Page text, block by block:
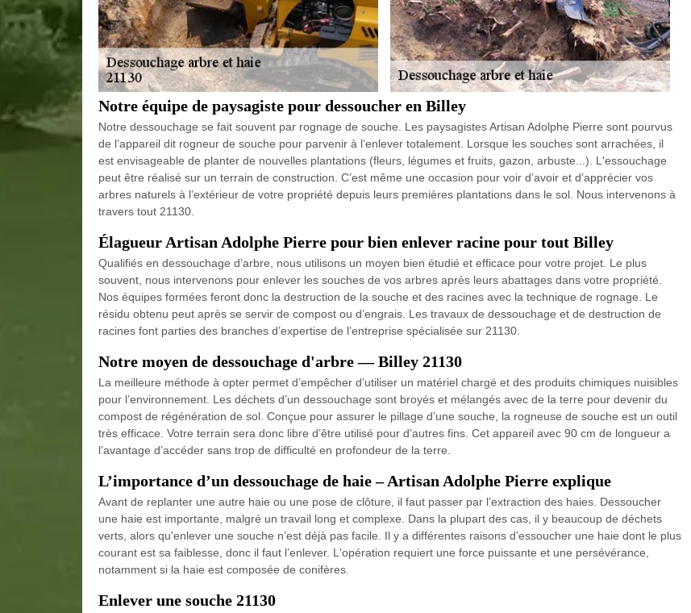
Notre équipe de paysagiste pour dessoucher en Billey
Notre dessouchage se fait souvent par rognage de souche. Les paysagistes Artisan Adolphe Pierre sont pourvus
de l’appareil dit rogneur de souche pour parvenir à l’enlever totalement. Lorsque les souches sont arrachées, il
est envisageable de planter de nouvelles plantations (fleurs, légumes et fruits, gazon, arbuste...). L'essouchage
peut être réalisé sur un terrain de construction. C’est même une occasion pour voir d’avoir et d’apprécier vos
arbres naturels à l’extérieur de votre propriété depuis leurs premières plantations dans le sol. Nous intervenons à
travers tout 21130.
Élagueur Artisan Adolphe Pierre pour bien enlever racine pour tout Billey
Qualifiés en dessouchage d’arbre, nous utilisons un moyen bien étudié et efficace pour votre projet. Le plus
souvent, nous intervenons pour enlever les souches de vos arbres après leurs abattages dans votre propriété.
Nos équipes formées feront donc la destruction de la souche et des racines avec la technique de rognage. Le
résidu obtenu peut après se servir de compost ou d’engrais. Les travaux de dessouchage et de destruction de
racines font parties des branches d’expertise de l’entreprise spécialisée sur 21130.
Notre moyen de dessouchage d'arbre — Billey 21130
La meilleure méthode à opter permet d’empêcher d’utiliser un matériel chargé et des produits chimiques nuisibles
pour l’environnement. Les déchets d’un dessouchage sont broyés et mélangés avec de la terre pour devenir du
compost de régénération de sol. Conçue pour assurer le pillage d’une souche, la rogneuse de souche est un outil
très efficace. Votre terrain sera donc libre d’être utilisé pour d’autres fins. Cet appareil avec 90 cm de longueur a
l’avantage d’accéder sans trop de difficulté en profondeur de la terre.
L’importance d’un dessouchage de haie – Artisan Adolphe Pierre explique
Avant de replanter une autre haie ou une pose de clôture, il faut passer par l’extraction des haies. Dessoucher
une haie est importante, malgré un travail long et complexe. Dans la plupart des cas, il y beaucoup de déchets
verts, alors qu'enlever une souche n’est déjà pas facile. Il y a différentes raisons d’essoucher une haie dont le plus
courant est sa faiblesse, donc il faut l’enlever. L'opération requiert une force puissante et une persévérance,
notamment si la haie est composée de conifères.
Enlever une souche 21130